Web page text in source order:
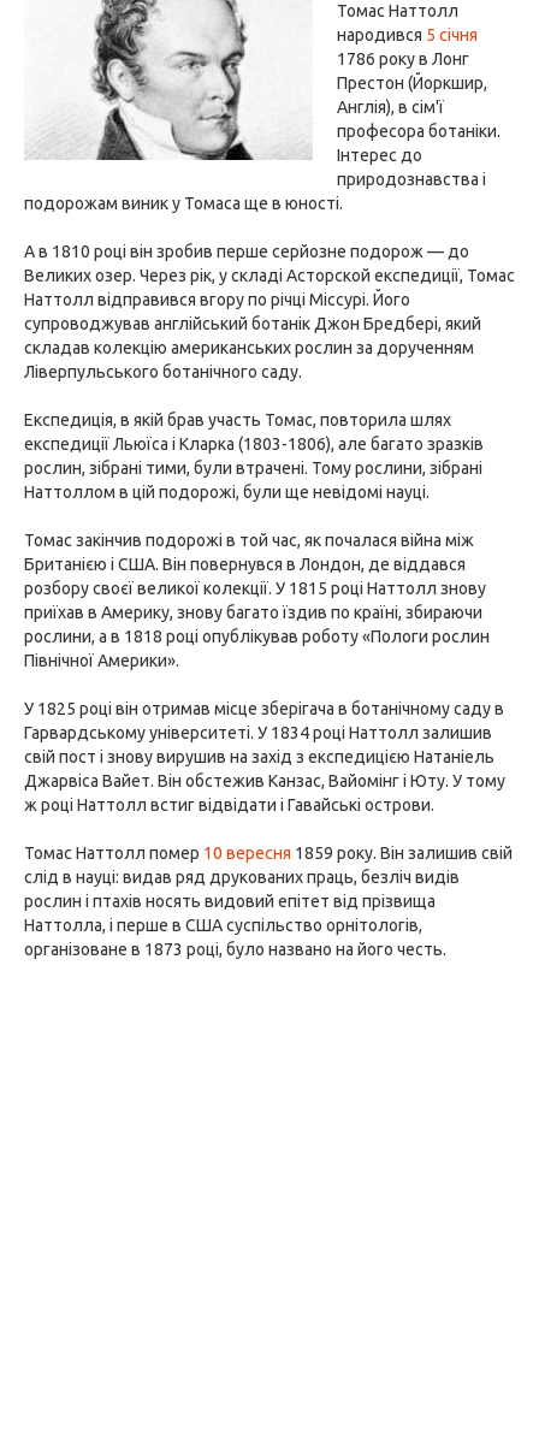
Томас Наттолл
народився 5 січня
1786 року в Лонг
Престон (Йоркшир,
Англія), в сім'ї
професора ботаніки.
Інтерес до
природознавства і
подорожам виник у Томаса ще в юності.
А в 1810 році він зробив перше серйозне подорож — до
Великих озер. Через рік, у складі Асторской експедиції, Томас
Наттолл відправився вгору по річці Міссурі. Його
супроводжував англійський ботанік Джон Бредбері, який
складав колекцію американських рослин за дорученням
Ліверпульського ботанічного саду.
Експедиція, в якій брав участь Томас, повторила шлях
експедиції Льюїса і Кларка (1803-1806), але багато зразків
рослин, зібрані тими, були втрачені. Тому рослини, зібрані
Наттоллом в цій подорожі, були ще невідомі науці.
Томас закінчив подорожі в той час, як почалася війна між
Британією і США. Він повернувся в Лондон, де віддався
розбору своєї великої колекції. У 1815 році Наттолл знову
приїхав в Америку, знову багато їздив по країні, збираючи
рослини, а в 1818 році опублікував роботу «Пологи рослин
Північної Америки».
У 1825 році він отримав місце зберігача в ботанічному саду в
Гарвардському університеті. У 1834 році Наттолл залишив
свій пост і знову вирушив на захід з експедицією Натаніель
Джарвіса Вайет. Він обстежив Канзас, Вайомінг і Юту. У тому
ж році Наттолл встиг відвідати і Гавайські острови.
Томас Наттолл помер 10 вересня 1859 року. Він залишив свій
слід в науці: видав ряд друкованих праць, безліч видів
рослин і птахів носять видовий епітет від прізвища
Наттолла, і перше в США суспільство орнітологів,
організоване в 1873 році, було названо на його честь.